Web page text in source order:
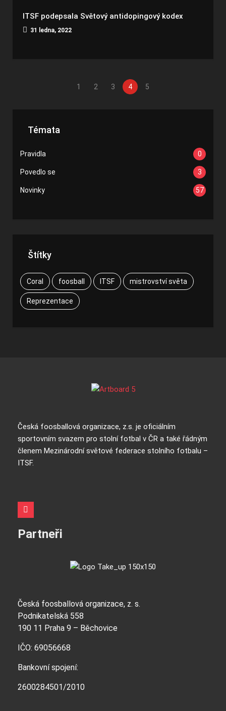
ITSF podepsala Světový antidopingový kodex
31 ledna, 2022
1 2 3 4 5
Témata
Pravidla 0
Povedlo se 3
Novinky 57
Štítky
Coral foosball ITSF mistrovství světa
Reprezentace
Česká foosballová organizace, z.s. je oficiálním
sportovním svazem pro stolní fotbal v ČR a také řádným
členem Mezinárodní světové federace stolního fotbalu –
ITSF.
Partneři
Česká foosballová organizace, z. s.
Podnikatelská 558
190 11 Praha 9 – Běchovice
IČO: 69056668
Bankovní spojení:
2600284501/2010